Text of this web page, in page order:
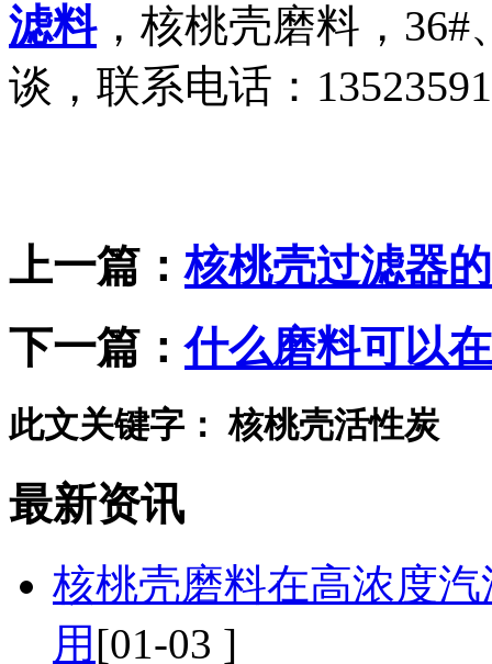
滤料，核桃壳磨料，36#
谈，联系电话：
上一篇：核桃壳过滤器
下一篇：什么磨料可以
此文关键字： 核桃壳活性炭
最新资讯
核桃壳磨料在高浓度
用 [01-03 ]